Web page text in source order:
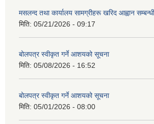
मसलन्द तथा कार्यालय सामग्रीहरू खरिद आह्वान
मिति: 05/21/2026 - 09:17
बोलपत्र स्वीकृत गर्ने आशयको सूचना
मिति: 05/08/2026 - 16:52
बोलपत्र स्वीकृत गर्ने आशयको सूचना
मिति: 05/01/2026 - 08:00